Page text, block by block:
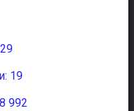
29
19
992